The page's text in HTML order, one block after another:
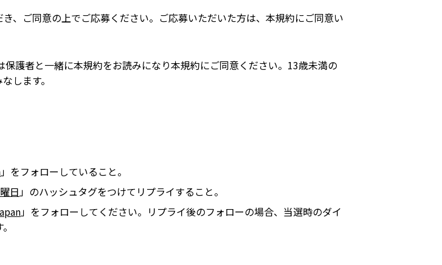
、ご同意の上でご応募ください。ご応募いただいた方は、本規約にご同意い
護者と一緒に本規約をお読みになり本規約にご同意ください。13歳未満の
します。
」をフォローしていること。
日」のハッシュタグをつけてリプライすること。
」をフォローしてください。リプライ後のフォローの場合、当選時のダイ